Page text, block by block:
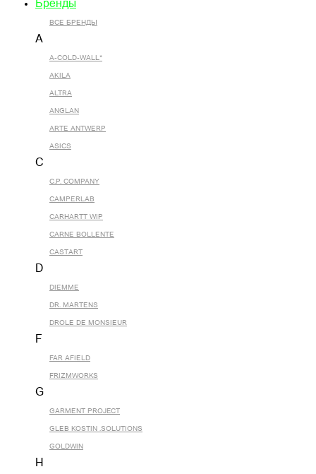
Бренды
ВСЕ БРЕНДЫ
A
A-COLD-WALL*
AKILA
ALTRA
ANGLAN
ARTE ANTWERP
ASICS
C
C.P. COMPANY
CAMPERLAB
CARHARTT WIP
CARNE BOLLENTE
CASTART
D
DIEMME
DR. MARTENS
DROLE DE MONSIEUR
F
FAR AFIELD
FRIZMWORKS
G
GARMENT PROJECT
GLEB KOSTIN .SOLUTIONS
GOLDWIN
H